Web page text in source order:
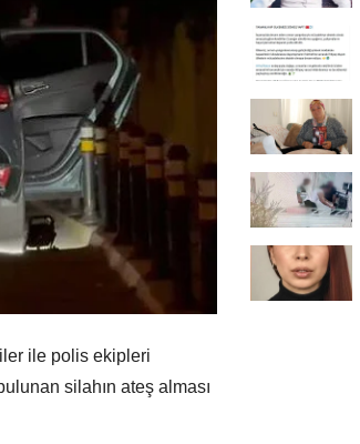
ile polis ekipleri
silahın ateş alması